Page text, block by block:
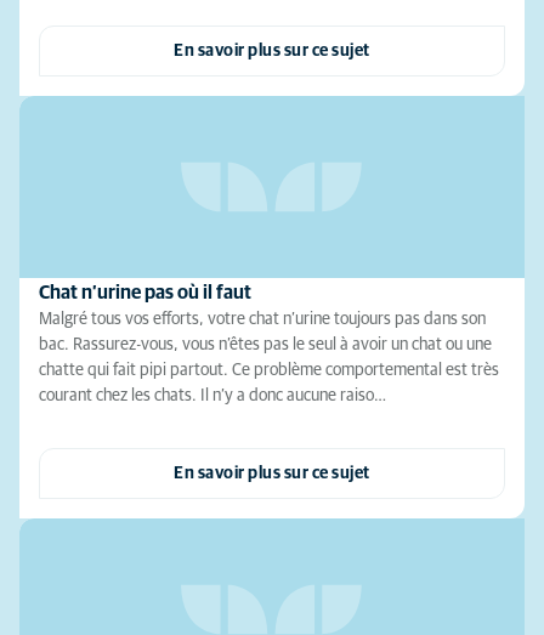
En savoir plus sur ce sujet
Chat n’urine pas où il faut
Malgré tous vos efforts, votre chat n’urine toujours pas dans son
bac. Rassurez-vous, vous n’êtes pas le seul à avoir un chat ou une
chatte qui fait pipi partout. Ce problème comportemental est très
courant chez les chats. Il n’y a donc aucune raiso…
En savoir plus sur ce sujet